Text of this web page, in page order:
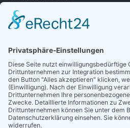
Sieben gute Gründe
für Ihre Mitgliedschaft
NEWSLETTER
Neuigkeiten rund um die Geriatrie und die
Postfach.